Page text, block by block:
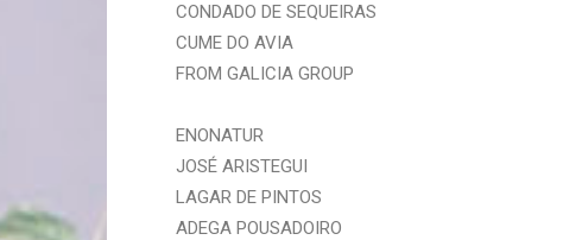
CONDADO DE SEQUEIRAS
CUME DO AVIA
FROM GALICIA GROUP
ENONATUR
JOSÉ ARISTEGUI
LAGAR DE PINTOS
ADEGA POUSADOIRO